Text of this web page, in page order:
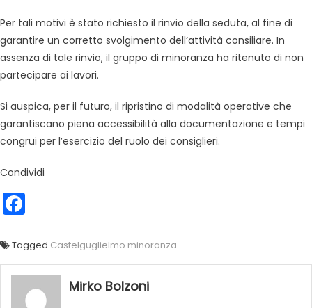
Per tali motivi è stato richiesto il rinvio della seduta, al fine di
garantire un corretto svolgimento dell’attività consiliare. In
assenza di tale rinvio, il gruppo di minoranza ha ritenuto di non
partecipare ai lavori.
Si auspica, per il futuro, il ripristino di modalità operative che
garantiscano piena accessibilità alla documentazione e tempi
congrui per l’esercizio del ruolo dei consiglieri.
Condividi
Tagged Castelguglielmo minoranza
Mirko Bolzoni